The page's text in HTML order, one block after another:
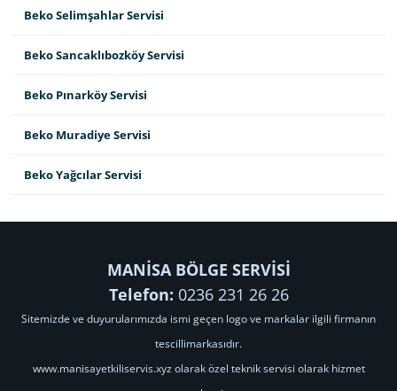
Beko Selimşahlar Servisi
Beko Sancaklıbozköy Servisi
Beko Pınarköy Servisi
Beko Muradiye Servisi
Beko Yağcılar Servisi
MANİSA BÖLGE SERVİSİ
Telefon: 0236 231 26 26
Sitemizde ve duyurularımızda ismi geçen logo ve markalar ilgili firmanın
tescillimarkasıdır.
www.manisayetkiliservis.xyz olarak özel teknik servisi olarak hizmet